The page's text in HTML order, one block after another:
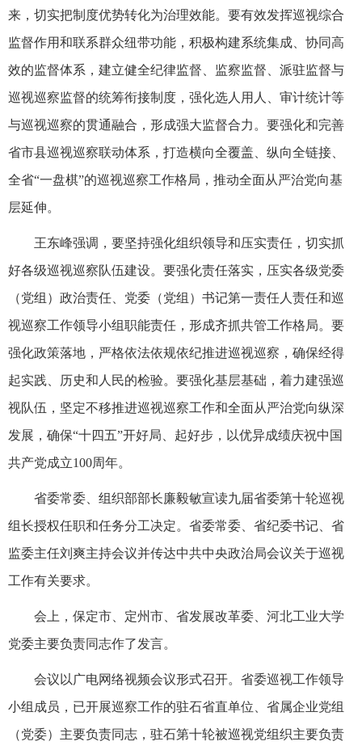
来，切实把制度优势转化为治理效能。要有效发挥巡视综合
监督作用和联系群众纽带功能，积极构建系统集成、协同高
效的监督体系，建立健全纪律监督、监察监督、派驻监督与
巡视巡察监督的统筹衔接制度，强化选人用人、审计统计等
与巡视巡察的贯通融合，形成强大监督合力。要强化和完善
省市县巡视巡察联动体系，打造横向全覆盖、纵向全链接、
全省“一盘棋”的巡视巡察工作格局，推动全面从严治党向基
层延伸。
王东峰强调，要坚持强化组织领导和压实责任，切实抓
好各级巡视巡察队伍建设。要强化责任落实，压实各级党委
（党组）政治责任、党委（党组）书记第一责任人责任和巡
视巡察工作领导小组职能责任，形成齐抓共管工作格局。要
强化政策落地，严格依法依规依纪推进巡视巡察，确保经得
起实践、历史和人民的检验。要强化基层基础，着力建强巡
视队伍，坚定不移推进巡视巡察工作和全面从严治党向纵深
发展，确保“十四五”开好局、起好步，以优异成绩庆祝中国
共产党成立100周年。
省委常委、组织部部长廉毅敏宣读九届省委第十轮巡视
组长授权任职和任务分工决定。省委常委、省纪委书记、省
监委主任刘爽主持会议并传达中共中央政治局会议关于巡视
工作有关要求。
会上，保定市、定州市、省发展改革委、河北工业大学
党委主要负责同志作了发言。
会议以广电网络视频会议形式召开。省委巡视工作领导
小组成员，已开展巡察工作的驻石省直单位、省属企业党组
（党委）主要负责同志，驻石第十轮被巡视党组织主要负责